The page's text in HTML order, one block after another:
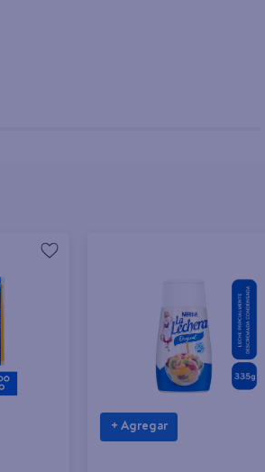
+ Agregar